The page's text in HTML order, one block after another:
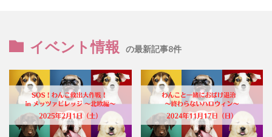
イベント情報 の最新記事8件